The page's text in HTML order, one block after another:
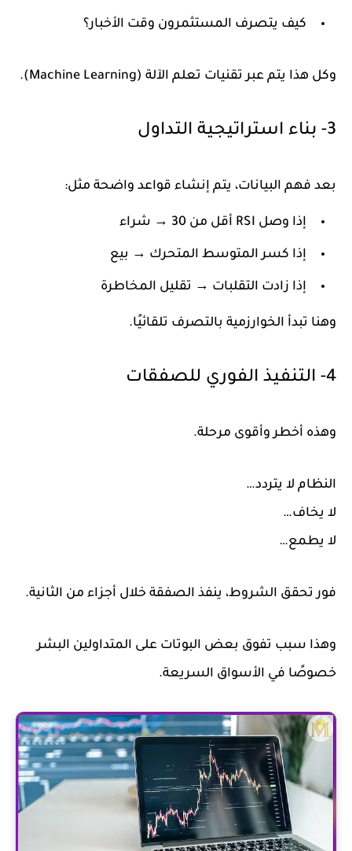
كيف يتصرف المستثمرون وقت الأخبار؟
وكل هذا يتم عبر تقنيات تعلم الآلة (Machine Learning).
3- بناء استراتيجية التداول
بعد فهم البيانات، يتم إنشاء قواعد واضحة مثل:
إذا وصل RSI أقل من 30 → شراء
إذا كسر المتوسط المتحرك → بيع
إذا زادت التقلبات → تقليل المخاطرة
وهنا تبدأ الخوارزمية بالتصرف تلقائيًا.
4- التنفيذ الفوري للصفقات
وهذه أخطر وأقوى مرحلة.
النظام لا يتردد…
لا يخاف…
لا يطمع…
فور تحقق الشروط، ينفذ الصفقة خلال أجزاء من الثانية.
وهذا سبب تفوق بعض البوتات على المتداولين البشر
خصوصًا في الأسواق السريعة.